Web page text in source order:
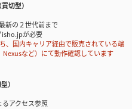
切型）
新の２世代前まで
isho.jpが必要
国内キャリア経由で販売されている端
Nexusなど）にて動作確認しています
）
アクセス参照